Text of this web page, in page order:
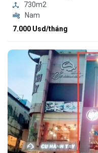
730m2
Nam
7.000 Usd/tháng